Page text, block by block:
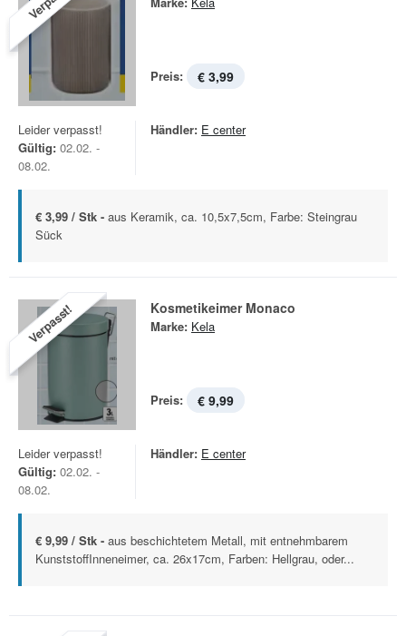
Preis: € 3,99
Leider verpasst!
Gültig: 02.02. -
08.02.
Händler: E center
€ 3,99 / Stk - aus Keramik, ca. 10,5x7,5cm, Farbe: Steingrau
Sück
Verpasst! Kosmetikeimer Monaco
Marke: Kela
Preis: € 9,99
Leider verpasst!
Gültig: 02.02. -
08.02.
Händler: E center
€ 9,99 / Stk - aus beschichtetem Metall, mit entnehmbarem
KunststoffInneneimer, ca. 26x17cm, Farben: Hellgrau, oder...